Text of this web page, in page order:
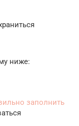
ниже:
заполнить